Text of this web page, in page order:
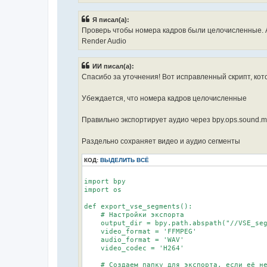
video_output =
scene.render.filepath =
scene.render.ffmpeg.format =
scene.render.ffmpeg.codec =
        # Аудио
        if audio_strips:
scene.render.filepath =
scene.render.ffmpeg.codec =
print(f"Exported {len(cut_points) - 1}
export_vse_segments()
Я писал(а):
Проверь чтобы номера кадров были
Render Audio
ИИ писал(а):
Спасибо за уточнения! Вот исправленный скрипт,
Убеждается, что номера кадров целочисленные
Правильно экспортирует аудио через
Раздельно сохраняет видео и аудио сегменты
КОД: ВЫДЕЛИТЬ ВСЁ
import bpy
import os
def export_vse_segments():
    # Настройки экспорта
output_dir = bpy.path.abspath("//
    video_format = 'FFMPEG'
    audio_format = 'WAV'
    video_codec = 'H264'
# Создаем папку для экспорта, если её